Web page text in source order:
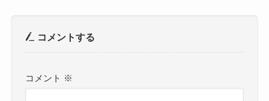
コメントする
コメント ※